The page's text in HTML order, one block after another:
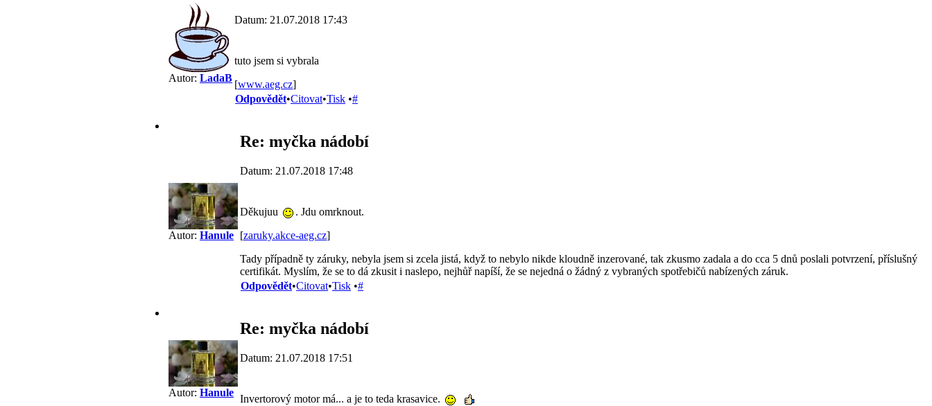
Autor: LadaB
Datum: 21.07.2018 17:43
tuto jsem si vybrala
[www.aeg.cz]
Odpovědět•Citovat•Tisk •#
Autor: Hanule
Re: myčka nádobí
Datum: 21.07.2018 17:48
Děkujuu
. Jdu omrknout.
[zaruky.akce-aeg.cz]
Tady případně ty záruky, nebyla jsem si zcela jistá, když to nebylo nikde kloudně inzerované, tak zkusmo zadala a do cca 5 dnů poslali potvrzení, příslušný
certifikát. Myslím, že se to dá zkusit i naslepo, nejhůř napíší, že se nejedná o žádný z vybraných spotřebičů nabízených záruk.
Odpovědět•Citovat•Tisk •#
Autor: Hanule
Re: myčka nádobí
Datum: 21.07.2018 17:51
Invertorový motor má... a je to teda krasavice.